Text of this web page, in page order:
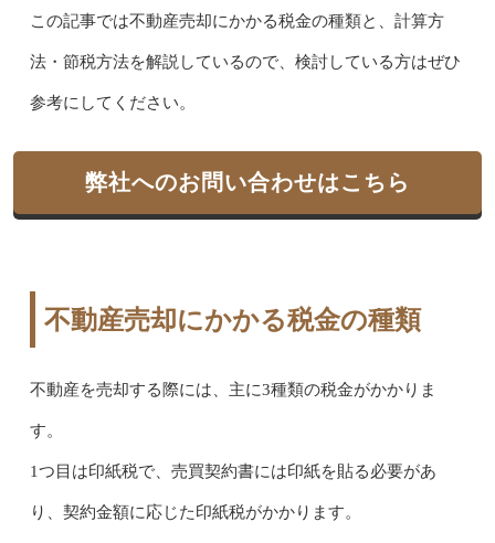
この記事では不動産売却にかかる税金の種類と、計算方
法・節税方法を解説しているので、検討している方はぜひ
参考にしてください。
弊社へのお問い合わせはこちら
不動産売却にかかる税金の種類
不動産を売却する際には、主に3種類の税金がかかりま
す。
1つ目は印紙税で、売買契約書には印紙を貼る必要があ
り、契約金額に応じた印紙税がかかります。